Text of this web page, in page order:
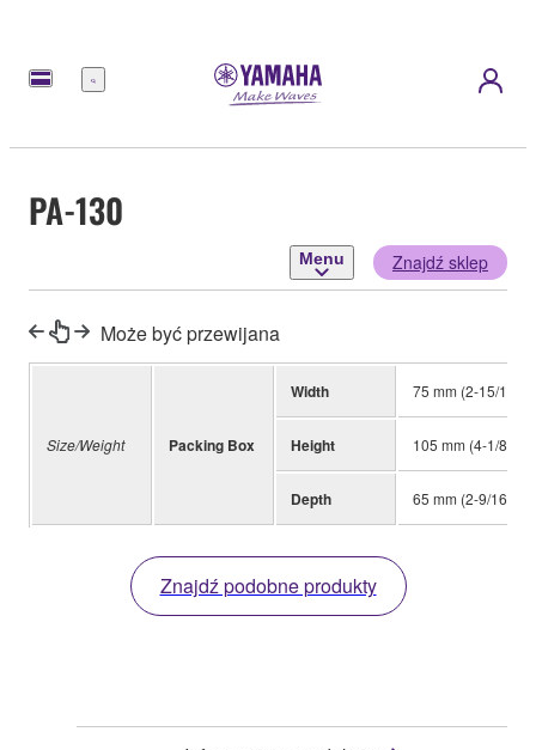
Menu
PA-130
Menu Znajdź sklep
Może być przewijana
Size/Weight Packing Box
Width 75 mm (2-15/16")
Height 105 mm (4-1/8")
Depth 65 mm (2-9/16")
Znajdź podobne produkty